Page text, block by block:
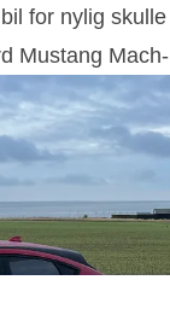
for nylig skulle
Mustang